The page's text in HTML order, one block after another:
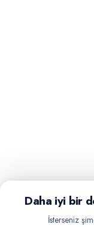
Daha iyi bir
İsterseniz